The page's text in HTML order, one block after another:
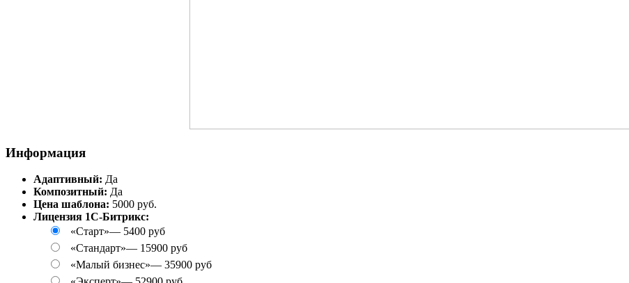
Информация
Адаптивный: Да
Композитный: Да
Цена шаблона: 5000 руб.
Лицензия 1С-Битрикс:
«Старт»— 5400 руб
«Стандарт»— 15900 руб
«Малый бизнес»— 35900 руб